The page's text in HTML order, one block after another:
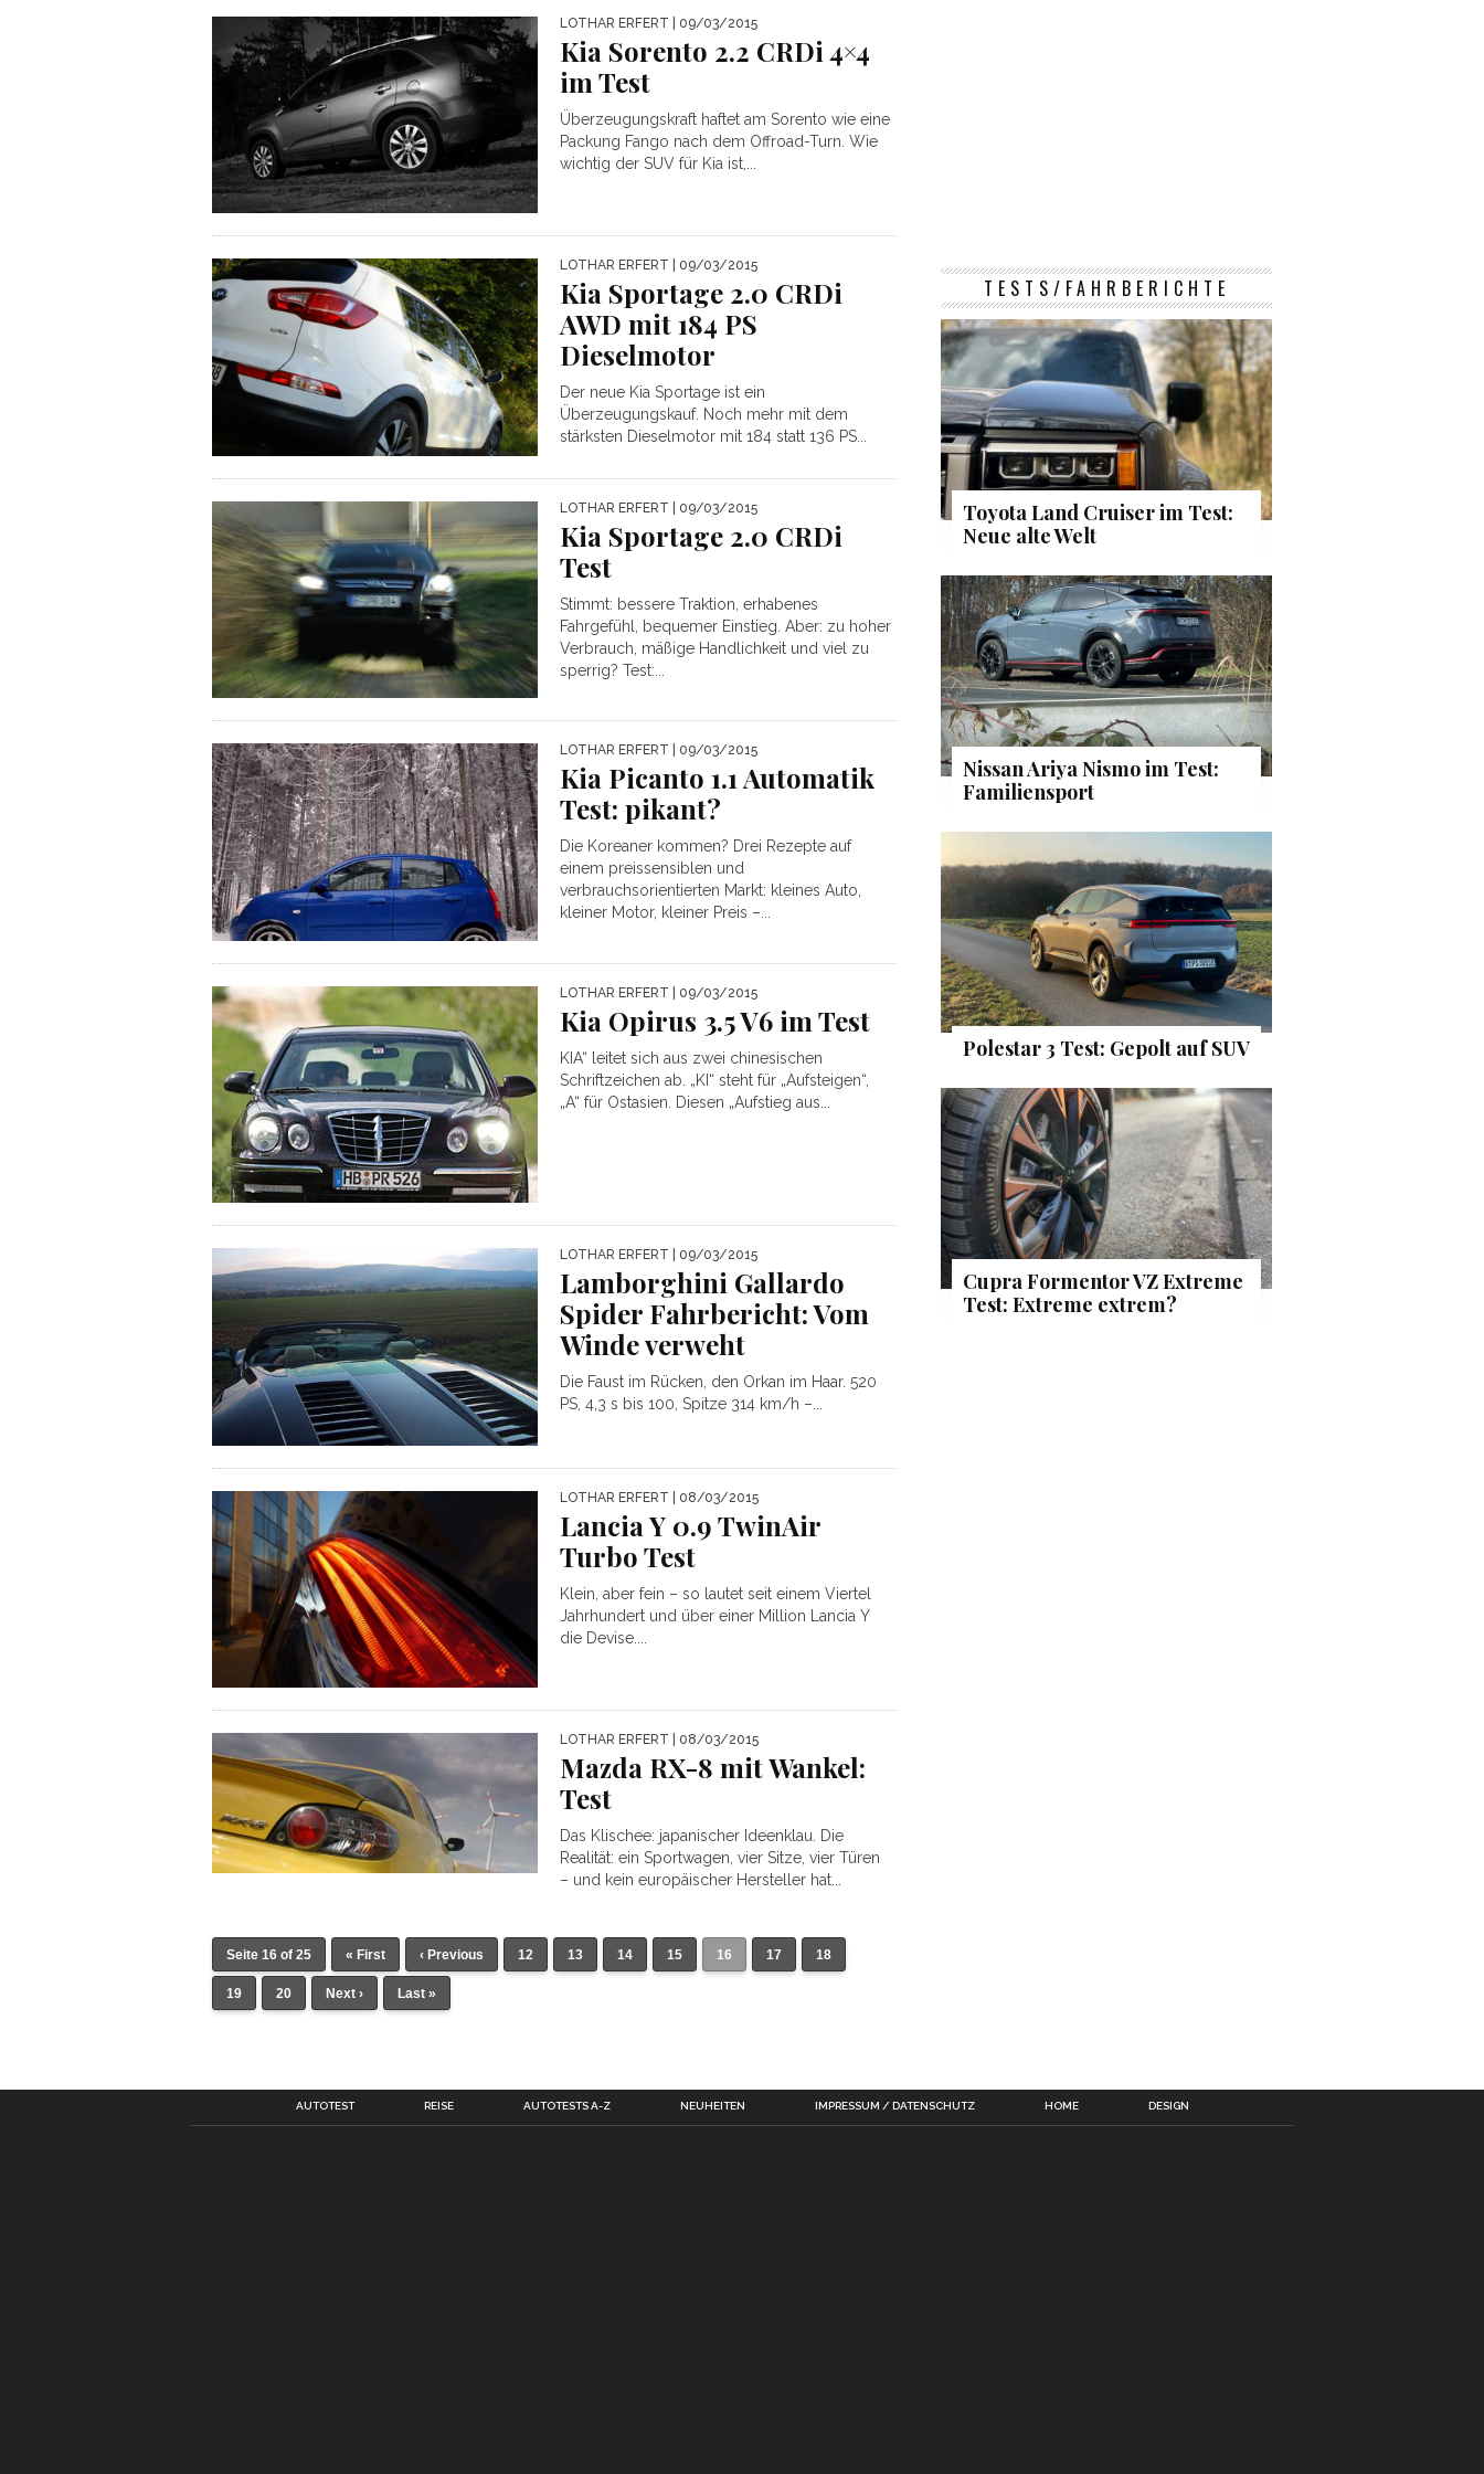
LOTHAR ERFERT | 09/03/2015
Kia Sorento 2.2 CRDi 4×4
im Test
Überzeugungskraft haftet am Sorento wie eine
Packung Fango nach dem Offroad-Turn. Wie
wichtig der SUV für Kia ist,...
LOTHAR ERFERT | 09/03/2015
Kia Sportage 2.0 CRDi
AWD mit 184 PS
Dieselmotor
Der neue Kia Sportage ist ein
Überzeugungskauf. Noch mehr mit dem
stärksten Dieselmotor mit 184 statt 136 PS...
LOTHAR ERFERT | 09/03/2015
Kia Sportage 2.0 CRDi
Test
Stimmt: bessere Traktion, erhabenes
Fahrgefühl, bequemer Einstieg. Aber: zu hoher
Verbrauch, mäßige Handlichkeit und viel zu
sperrig? Test:...
LOTHAR ERFERT | 09/03/2015
Kia Picanto 1.1 Automatik
Test: pikant?
Die Koreaner kommen? Drei Rezepte auf
einem preissensiblen und
verbrauchsorientierten Markt: kleines Auto,
kleiner Motor, kleiner Preis –...
LOTHAR ERFERT | 09/03/2015
Kia Opirus 3.5 V6 im Test
KIA“ leitet sich aus zwei chinesischen
Schriftzeichen ab. „KI“ steht für „Aufsteigen“,
„A“ für Ostasien. Diesen „Aufstieg aus...
LOTHAR ERFERT | 09/03/2015
Lamborghini Gallardo
Spider Fahrbericht: Vom
Winde verweht
Die Faust im Rücken, den Orkan im Haar. 520
PS, 4,3 s bis 100, Spitze 314 km/h –...
LOTHAR ERFERT | 08/03/2015
Lancia Y 0.9 TwinAir
Turbo Test
Klein, aber fein – so lautet seit einem Viertel
Jahrhundert und über einer Million Lancia Y
die Devise....
LOTHAR ERFERT | 08/03/2015
Mazda RX-8 mit Wankel:
Test
Das Klischee: japanischer Ideenklau. Die
Realität: ein Sportwagen, vier Sitze, vier Türen
– und kein europäischer Hersteller hat...
Seite 16 of 25 « First ‹ Previous 12 13 14 15 16 17 18
19 20 Next › Last »
TESTS/FAHRBERICHTE
Toyota Land Cruiser im Test:
Neue alte Welt
Nissan Ariya Nismo im Test:
Familiensport
Polestar 3 Test: Gepolt auf SUV
Cupra Formentor VZ Extreme
Test: Extreme extrem?
AUTOTEST REISE AUTOTESTS A-Z NEUHEITEN IMPRESSUM / DATENSCHUTZ HOME DESIGN